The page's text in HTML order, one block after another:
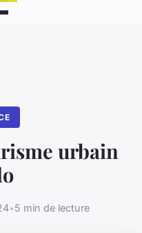
urbain
•5 min de lecture